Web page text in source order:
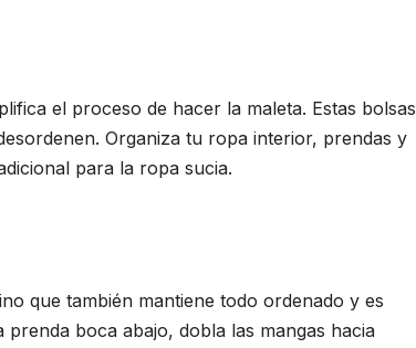
el proceso de hacer la maleta. Estas bolsas
Organiza tu ropa interior, prendas y
para la ropa sucia.
que también mantiene todo ordenado y es
boca abajo, dobla las mangas hacia